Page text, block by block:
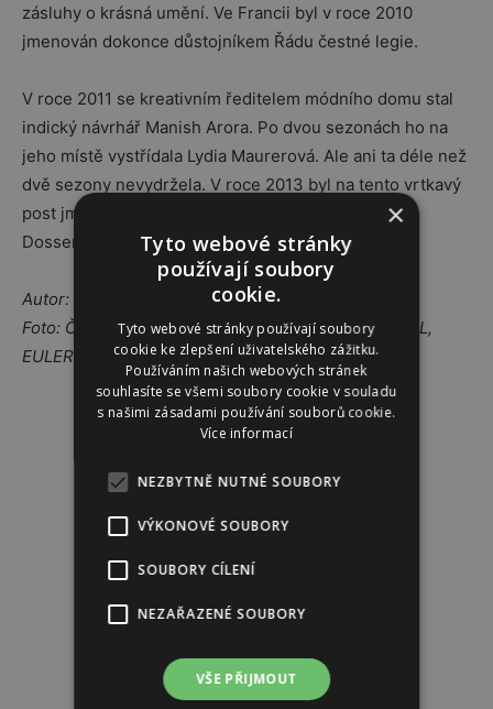
zásluhy o krásná umění. Ve Francii byl v roce 2010
jmenován dokonce důstojníkem Řádu čestné legie.
V roce 2011 se kreativním ředitelem módního domu stal
indický návrhář Manish Arora. Po dvou sezonách ho na
jeho místě vystřídala Lydia Maurerová. Ale ani ta déle než
dvě sezony nevydržela. V roce 2013 byl na tento vrtkavý
post jmenován mladý francouzský designér Julien
Dossena, který je v čele firmy dodnes.
Autor: -tya-
Foto: ČTK/ABACA, ČTK/AP , GOLDBERG NATHANIEL,
EULER MICHEL, YOUTUBE/0LOSTBOY
Reklama
×
Tyto webové stránky
používají soubory
cookie.
Tyto webové stránky používají soubory
cookie ke zlepšení uživatelského zážitku.
Používáním našich webových stránek
souhlasíte se všemi soubory cookie v souladu
s našimi zásadami používání souborů cookie.
Více informací
NEZBYTNĚ NUTNÉ SOUBORY
VÝKONOVÉ SOUBORY
SOUBORY CÍLENÍ
NEZAŘAZENÉ SOUBORY
VŠE PŘIJMOUT